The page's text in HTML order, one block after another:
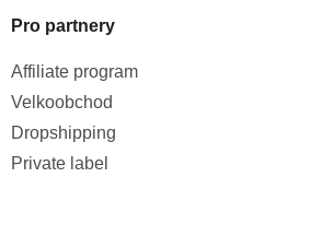
Pro partnery
Affiliate program
Velkoobchod
Dropshipping
Private label